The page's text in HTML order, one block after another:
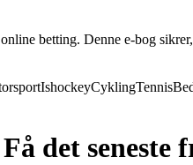
betting. Denne e-bog
IshockeyCyklingTennis
det seneste